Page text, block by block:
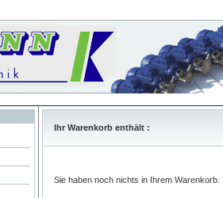
Ihr Warenkorb enthält :
Sie haben noch nichts in Ihrem Warenkorb.